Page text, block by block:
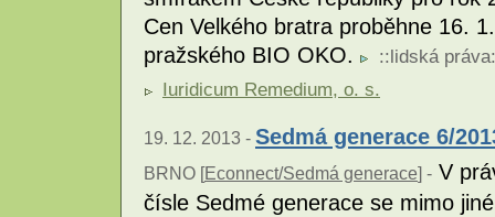
Cen Velkého bratra proběhne 16.
pražského BIO OKO.
::lidská práva
Iuridicum Remedium, o. s.
19. 12. 2013 - Sedmá generace 6/
BRNO [Econnect/Sedmá generace] - V
čísle Sedmé generace se mimo